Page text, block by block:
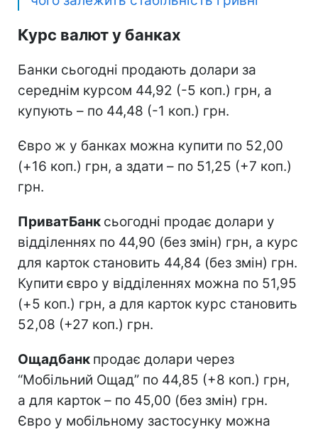
Курс валют у банках
Банки сьогодні продають долари за
середнім курсом 44,92 (-5 коп.) грн, а
купують – по 44,48 (-1 коп.) грн.
Євро ж у банках можна купити по 52,00
(+16 коп.) грн, а здати – по 51,25 (+7 коп.)
грн.
ПриватБанк сьогодні продає долари у
відділеннях по 44,90 (без змін) грн, а курс
для карток становить 44,84 (без змін) грн.
Купити євро у відділеннях можна по 51,95
(+5 коп.) грн, а для карток курс становить
52,08 (+27 коп.) грн.
Ощадбанк продає долари через
“Мобільний Ощад” по 44,85 (+8 коп.) грн,
а для карток – по 45,00 (без змін) грн.
Євро у мобільному застосунку можна